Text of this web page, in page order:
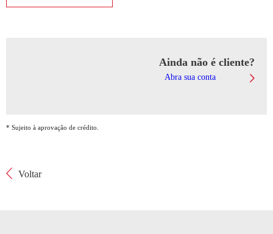
Ainda não é cliente?
Abra sua conta
* Sujeito à aprovação de crédito.
Voltar